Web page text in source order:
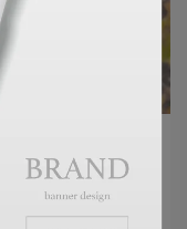
染原因到預防